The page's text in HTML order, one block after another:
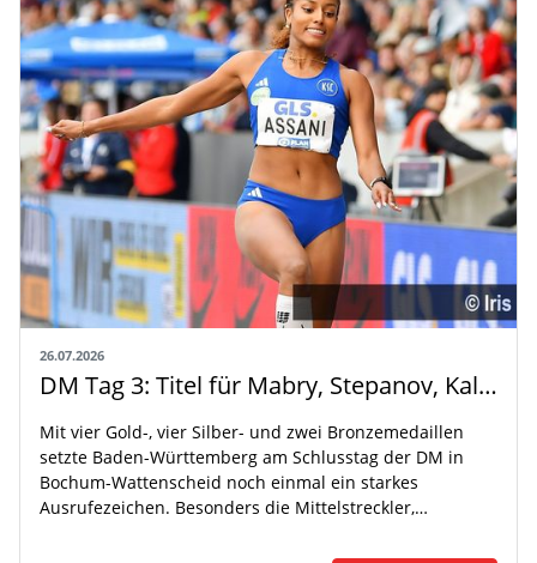
26.07.2026
DM Tag 3: Titel für Mabry, Stepanov, Kallabis und Assani
Mit vier Gold-, vier Silber- und zwei Bronzemedaillen
setzte Baden-Württemberg am Schlusstag der DM in
Bochum-Wattenscheid noch einmal ein starkes
Ausrufezeichen. Besonders die Mittelstreckler,…